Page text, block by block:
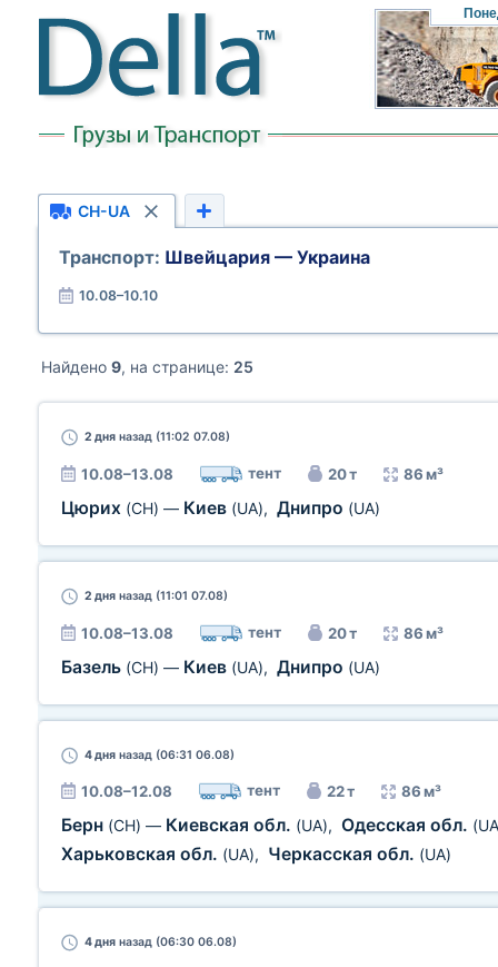
CH-UA
Транспорт: Швейцария — Украина
10.08–10.10
Найдено 9, на странице: 25
2 дня назад (11:02 07.08)
10.08–13.08 тент 20 т 86 м³
Цюрих (CH) — Киев (UA), Днипро (UA)
2 дня назад (11:01 07.08)
10.08–13.08 тент 20 т 86 м³
Базель (CH) — Киев (UA), Днипро (UA)
4 дня назад (06:31 06.08)
10.08–12.08 тент 22 т 86 м³
Берн (CH) — Киевская обл. (UA), Одесская обл.
Харьковская обл. (UA), Черкасская обл. (UA)
4 дня назад (06:30 06.08)